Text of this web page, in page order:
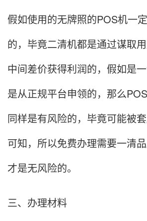
假如使用的无牌照的POS机一
的，毕竟二清机都是通过谋取
中间差价获得利润的，假如是
是从正规平台申领的，那么
同样是有风险的，毕竟可能被
可知，所以免费办理需要一清
才是无风险的。
三、办理材料